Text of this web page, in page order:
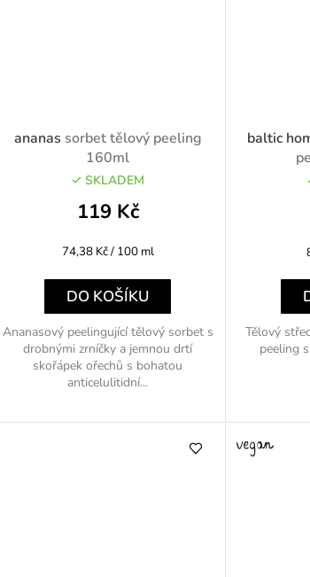
ananas sorbet tělový peeling
160ml
SKLADEM
119 Kč
Měrná
74,38 Kč / 100 ml
DO KOŠÍKU
Ananasový peelingující tělový sorbet s
drobnými zrníčky a jemnou drtí
skořápek ořechů s bohatou
anticelulitidní...
baltic
Tělový
peeling